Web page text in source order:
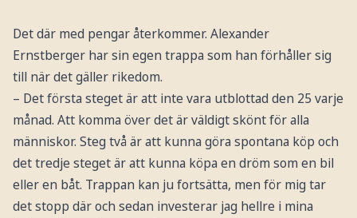
Det där med pengar återkommer. Alexander
Ernstberger har sin egen trappa som han förhåller sig
till när det gäller rikedom.
– Det första steget är att inte vara utblottad den 25 varje
månad. Att komma över det är väldigt skönt för alla
människor. Steg två är att kunna göra spontana köp och
det tredje steget är att kunna köpa en dröm som en bil
eller en båt. Trappan kan ju fortsätta, men för mig tar
det stopp där och sedan investerar jag hellre i mina